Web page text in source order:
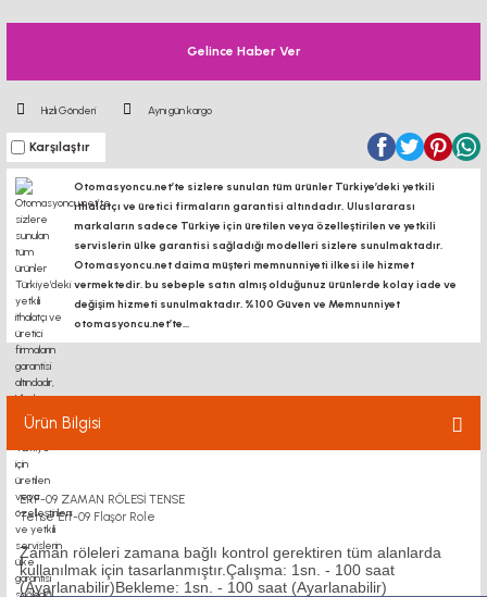
Gelince Haber Ver
Hızlı Gönderi Aynı gün kargo
Karşılaştır
Otomasyoncu.net’te sizlere sunulan tüm ürünler Türkiye’deki yetkili
ithalatçı ve üretici firmaların garantisi altındadır, Uluslararası
markaların sadece Türkiye için üretilen veya özelleştirilen ve yetkili
servislerin ülke garantisi sağladığı modelleri sizlere sunulmaktadır.
Otomasyoncu.net daima müşteri memnunniyeti ilkesi ile hizmet
vermektedir. bu sebeple satın almış olduğunuz ürünlerde kolay iade ve
değişim hizmeti sunulmaktadır. %100 Güven ve Memnunniyet
otomasyoncu.net’te...
Ürün Bilgisi
ERF-09 ZAMAN RÖLESİ TENSE
Tense Erf-09 Flaşör Role
Zaman röleleri zamana bağlı kontrol gerektiren tüm alanlarda
kullanılmak için tasarlanmıştır.Çalışma: 1sn. - 100 saat
(Ayarlanabilir)Bekleme: 1sn. - 100 saat (Ayarlanabilir)